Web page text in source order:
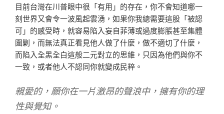
目前台灣在川普眼中很「有用」的存在，你不會知道哪一
刻世界又會令一波風起雲湧，如果你我總需要這股「被認
可」的感受時，就容易陷入妄自菲薄或過度膨脹甚至集體
圍剿，而無法真正看見他人做了什麼，做不適切了什麼，
而陷入全黑全白這般二元對立的思維，只因為他們與你不
一致，或者他人不認同你就變成民粹。
親愛的，願你在一片激昂的聲浪中，擁有你的理
性與覺知。